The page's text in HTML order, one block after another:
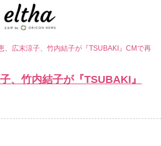
、広末涼子、竹内結子が『TSUBAKI』CMで再
、竹内結子が『TSUBAKI』